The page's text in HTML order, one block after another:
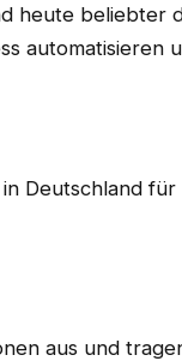
heute beliebter
automatisieren
Deutschland
aus und